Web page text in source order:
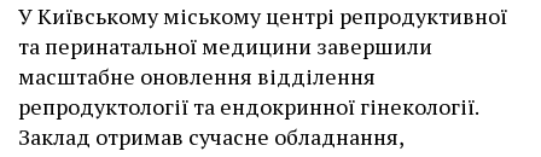
У Київському міському центрі репродуктивної
та перинатальної медицини завершили
масштабне оновлення відділення
репродуктології та ендокринної гінекології.
Заклад отримав сучасне обладнання,